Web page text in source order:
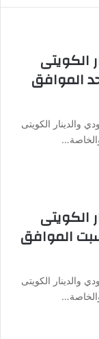
الكويتى
الموافق
والدينار الكويتى
الكويتى
الموافق
والدينار الكويتى